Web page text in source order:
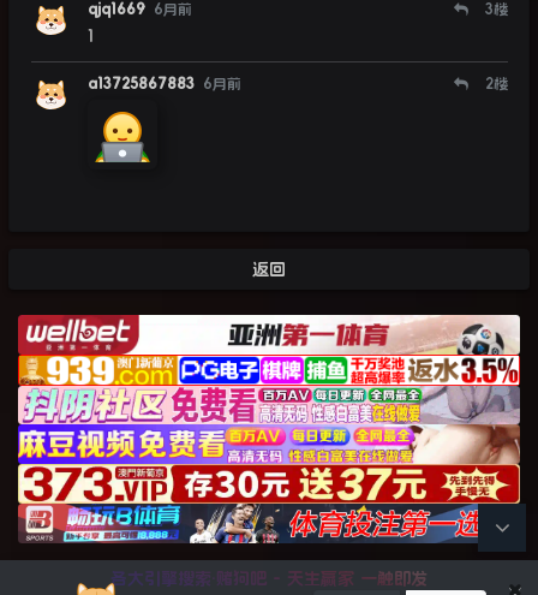
qjq1669 6月前 3楼
1
a13725867883 6月前 2楼
返回
各大引擎搜索·赌狗吧 - 天生赢家 一触即发 ×